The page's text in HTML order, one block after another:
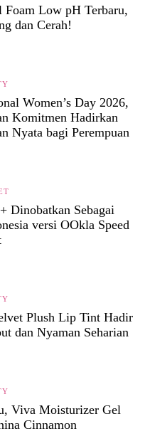
Low pH Terbaru,
dan Cerah!
Women’s Day 2026,
Komitmen Hadirkan
Nyata bagi Perempuan
Dinobatkan Sebagai
versi OOkla Speed
Plush Lip Tint Hadir
dan Nyaman Seharian
Viva Moisturizer Gel
Cinnamon